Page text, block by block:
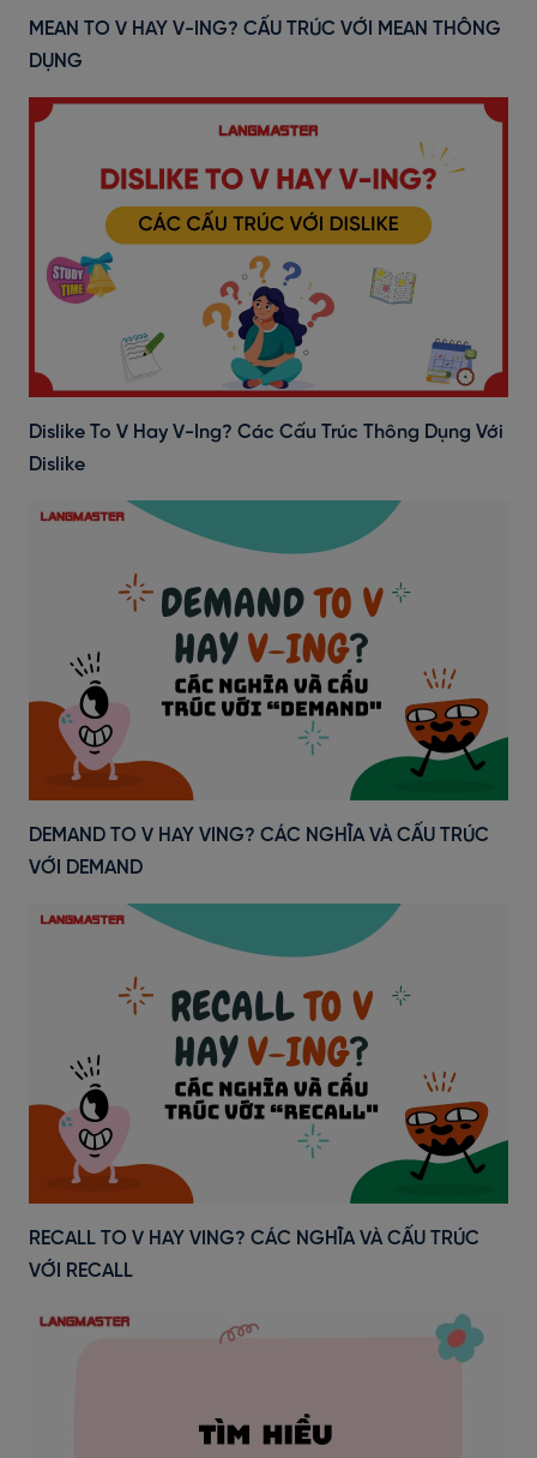
MEAN TO V HAY V-ING? CẤU TRÚC VỚI MEAN THÔNG
DỤNG
Dislike To V Hay V-Ing? Các Cấu Trúc Thông Dụng Với
Dislike
DEMAND TO V HAY VING? CÁC NGHĨA VÀ CẤU TRÚC
VỚI DEMAND
RECALL TO V HAY VING? CÁC NGHĨA VÀ CẤU TRÚC
VỚI RECALL